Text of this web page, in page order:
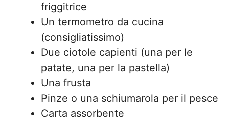
friggitrice
Un termometro da cucina
(consigliatissimo)
Due ciotole capienti (una per le
patate, una per la pastella)
Una frusta
Pinze o una schiumarola per il pesce
Carta assorbente